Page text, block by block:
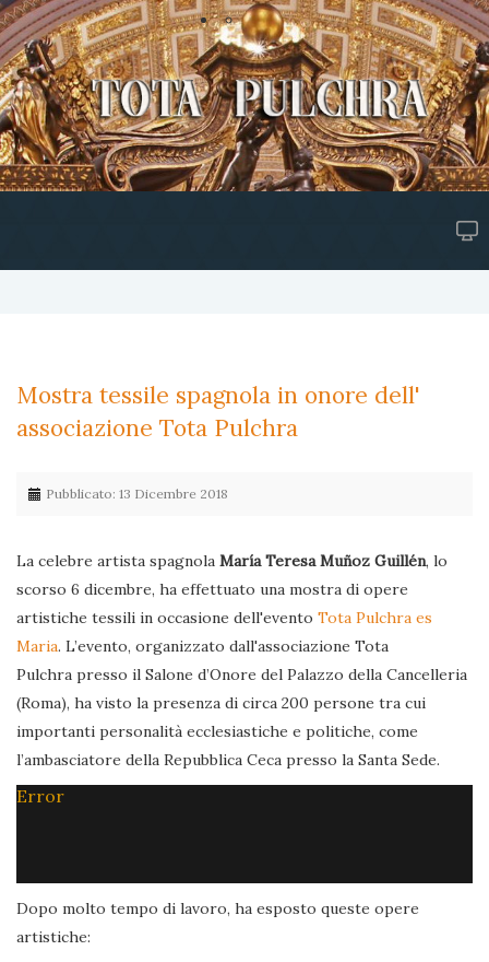
Mostra tessile spagnola in onore dell'
associazione Tota Pulchra
Pubblicato: 13 Dicembre 2018
La celebre artista spagnola María Teresa Muñoz Guillén, lo
scorso 6 dicembre, ha effettuato una mostra di opere
artistiche tessili in occasione dell'evento Tota Pulchra es
Maria. L’evento, organizzato dall'associazione Tota
Pulchra presso il Salone d’Onore del Palazzo della Cancelleria
(Roma), ha visto la presenza di circa 200 persone tra cui
importanti personalità ecclesiastiche e politiche, come
l’ambasciatore della Repubblica Ceca presso la Santa Sede.
Error
Dopo molto tempo di lavoro, ha esposto queste opere
artistiche: